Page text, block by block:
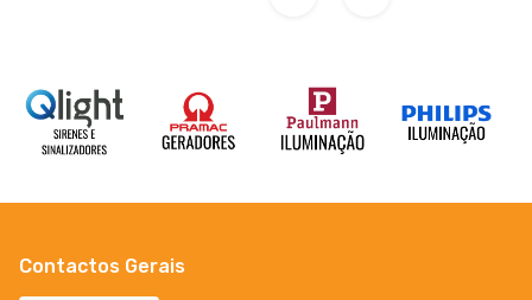
Contactos Gerais